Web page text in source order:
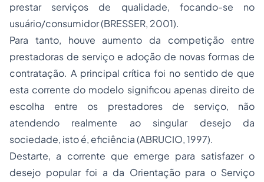
prestar serviços de qualidade, focando-se no
usuário/consumidor (BRESSER, 2001).
Para tanto, houve aumento da competição entre
prestadoras de serviço e adoção de novas formas de
contratação. A principal crítica foi no sentido de que
esta corrente do modelo significou apenas direito de
escolha entre os prestadores de serviço, não
atendendo realmente ao singular desejo da
sociedade, isto é, eficiência (ABRUCIO, 1997).
Destarte, a corrente que emerge para satisfazer o
desejo popular foi a da Orientação para o Serviço